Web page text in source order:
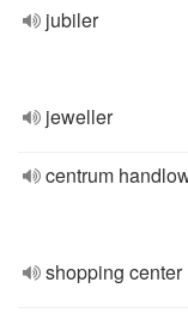
jubiler
jeweller
centrum
shopping center